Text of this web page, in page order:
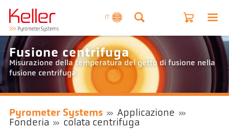
IT
Fusione centrifuga
Misurazione della temperatura del getto di fusione nella
fusione centrifuga
Pyrometer Systems
Applicazione
Fonderia
colata centrifuga